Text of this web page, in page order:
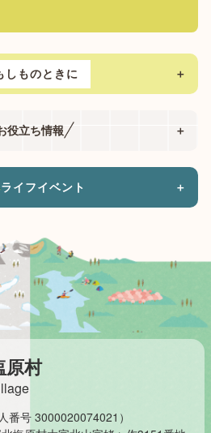
しものときに ＋
役立ち情報 ＋
ライフイベント ＋
原村
番号 3000020074021）